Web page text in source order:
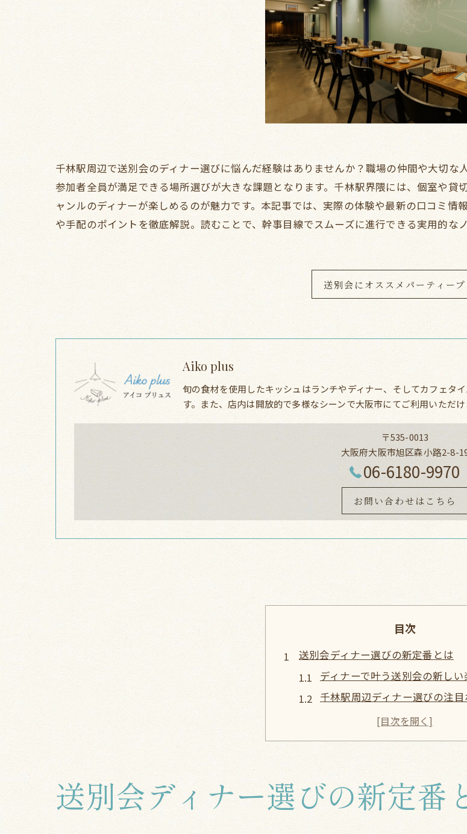
千林駅周辺で送別会のディナー選びに悩んだ経験はありませんか？職場の仲間や大切な
参加者全員が満足できる場所選びが大きな課題となります。千林駅界隈には、個室や
ャンルのディナーが楽しめるのが魅力です。本記事では、実際の体験や最新の口コミ
や手配のポイントを徹底解説。読むことで、幹事目線でスムーズに進行できる実用的な
送別会にオススメパーティープ
Aiko plus
旬の食材を使用したキッシュはランチやディナー、そしてカフェタ
す。また、店内は開放的で多様なシーンで大阪市にてご利用いただけ
〒535-0013
大阪府大阪市旭区森小路2-8-
06-6180-9970
お問い合わせはこちら
目次
送別会ディナー選びの新定番とは
ディナーで叶う送別会の新しい
千林駅周辺ディナー選びの注目
送別会に最適なディナージャン
幹事が押さえたいディナー選
千林駅周辺で叶える理想の送別会
ディナーで叶える理想の送別会
送別会ディナー選びの新定番